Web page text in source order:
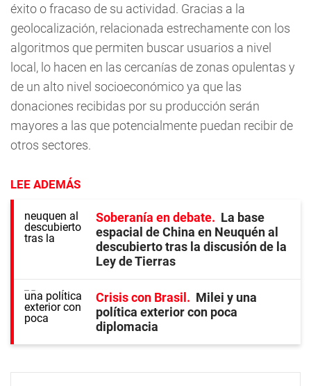
éxito o fracaso de su actividad. Gracias a la
geolocalización, relacionada estrechamente con los
algoritmos que permiten buscar usuarios a nivel
local, lo hacen en las cercanías de zonas opulentas y
de un alto nivel socioeconómico ya que las
donaciones recibidas por su producción serán
mayores a las que potencialmente puedan recibir de
otros sectores.
LEE ADEMÁS
Soberanía en debate
La base
espacial de China en Neuquén al
descubierto tras la discusión de la
Ley de Tierras
Crisis con Brasil
Milei y una
política exterior con poca
diplomacia